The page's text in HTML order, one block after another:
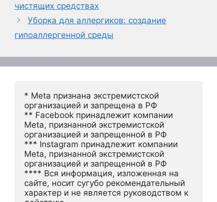
чистящих средствах
Уборка для аллергиков: создание
гипоаллергенной среды
* Meta признана экстремистской
организацией и запрещена в РФ
** Facebook принадлежит компании
Meta, признанной экстремистской
организацией и запрещенной в РФ
*** Instagram принадлежит компании
Meta, признанной экстремистской
организацией и запрещенной в РФ
**** Вся информация, изложенная на
сайте, носит сугубо рекомендательный
характер и не является руководством к